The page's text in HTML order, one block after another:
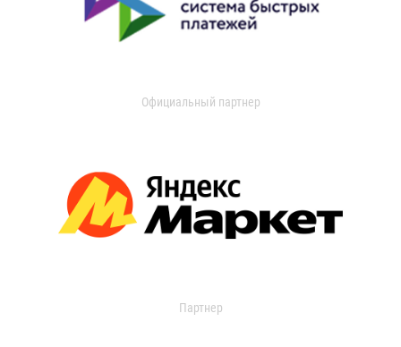
Официальный партнер
Партнер